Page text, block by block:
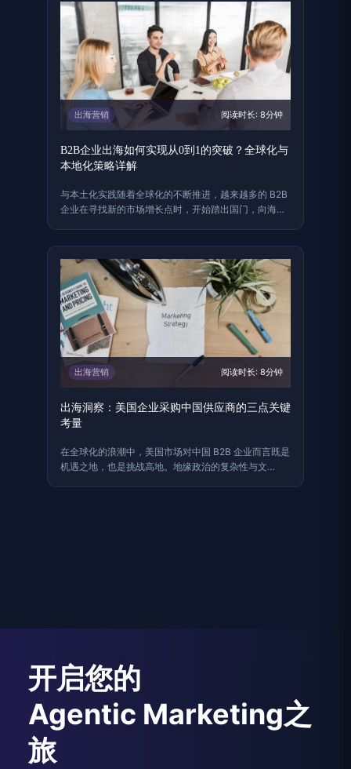
出海营销 阅读时长: 8分钟
B2B企业出海如何实现从0到1的突破？全球化与
本地化策略详解
与本土化实践随着全球化的不断推进，越来越多的 B2B
企业在寻找新的市场增长点时，开始踏出国门，向海
出海营销 阅读时长: 8分钟
出海洞察：美国企业采购中国供应商的三点关键
考量
在全球化的浪潮中，美国市场对中国 B2B 企业而言既是
机遇之地，也是挑战高地。地缘政治的复杂性与文
开启您的
Agentic Marketing之
旅